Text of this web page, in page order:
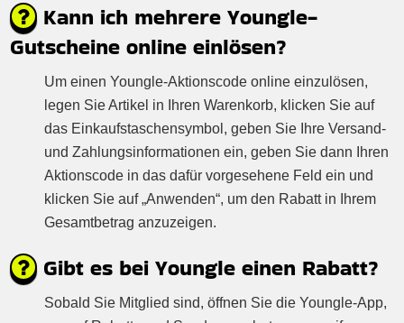
Kann ich mehrere Youngle-
Gutscheine online einlösen?
Um einen Youngle-Aktionscode online einzulösen,
legen Sie Artikel in Ihren Warenkorb, klicken Sie auf
das Einkaufstaschensymbol, geben Sie Ihre Versand-
und Zahlungsinformationen ein, geben Sie dann Ihren
Aktionscode in das dafür vorgesehene Feld ein und
klicken Sie auf „Anwenden“, um den Rabatt in Ihrem
Gesamtbetrag anzuzeigen.
Gibt es bei Youngle einen Rabatt?
Sobald Sie Mitglied sind, öffnen Sie die Youngle-App,